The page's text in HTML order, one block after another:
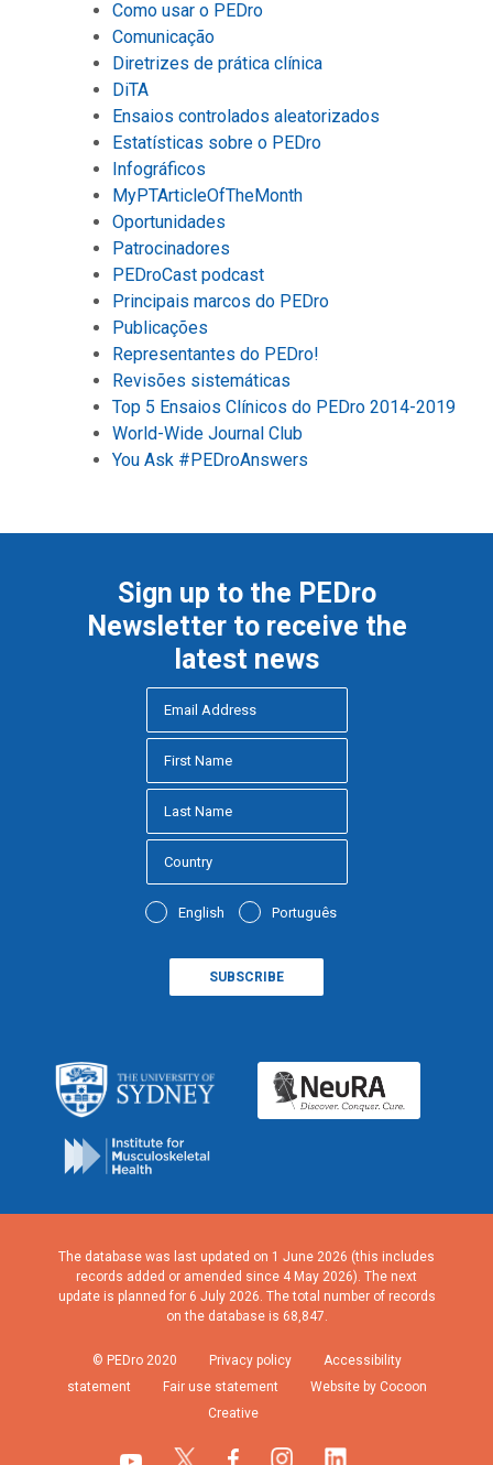
Como usar o PEDro
Comunicação
Diretrizes de prática clínica
DiTA
Ensaios controlados aleatorizados
Estatísticas sobre o PEDro
Infográficos
MyPTArticleOfTheMonth
Oportunidades
Patrocinadores
PEDroCast podcast
Principais marcos do PEDro
Publicações
Representantes do PEDro!
Revisões sistemáticas
Top 5 Ensaios Clínicos do PEDro 2014-2019
World-Wide Journal Club
You Ask #PEDroAnswers
Sign up to the PEDro
Newsletter to receive the
latest news
English Português
The database was last updated on 1 June 2026 (this includes
records added or amended since 4 May 2026). The next
update is planned for 6 July 2026. The total number of records
on the database is 68,847.
© PEDro 2020 Privacy policy
Accessibility
statement
Fair use statement
Website by Cocoon
Creative